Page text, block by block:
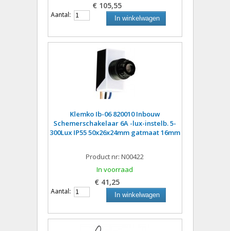
€ 105,55
Aantal: In winkelwagen
Klemko Ib-06 820010 Inbouw
Schemerschakelaar 6A -lux-instelb. 5-
300Lux IP55 50x26x24mm gatmaat 16mm
Product nr: N00422
In voorraad
€ 41,25
Aantal: In winkelwagen